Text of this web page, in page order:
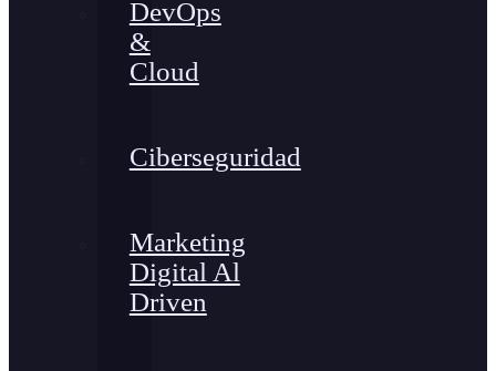
DevOps
&
Cloud
Ciberseguridad
Marketing
Digital Al
Driven